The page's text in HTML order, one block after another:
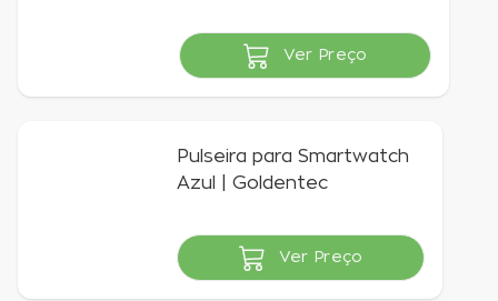
R$ 7,00
Ver Preço
Pulseira para Smartwatch
Azul | Goldentec
Indisponível
Ver Preço